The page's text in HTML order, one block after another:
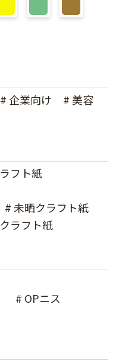
# 企業向け
# 美容
フト紙
# 未晒クラフト紙
ラフト紙
# OPニス